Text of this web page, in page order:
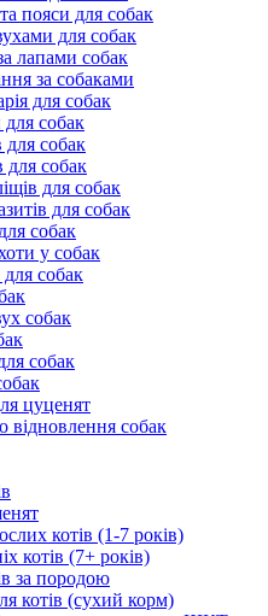
пояси для собак
для собак
лапами собак
за собаками
для собак
для собак
для собак
для собак
для собак
для собак
собак
у собак
для собак
собак
собак
цуценят
відновлення собак
котів (1-7 років)
котів (7+ років)
за породою
котів (сухий корм)